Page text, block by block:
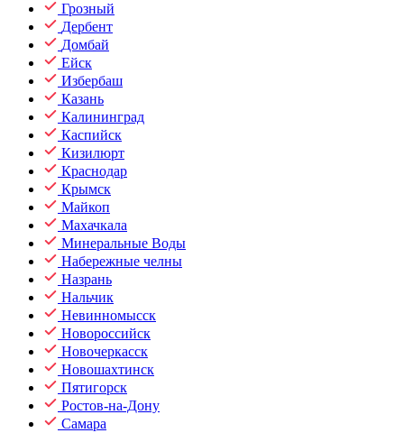
Грозный
Дербент
Домбай
Ейск
Избербаш
Казань
Калининград
Каспийск
Кизилюрт
Краснодар
Крымск
Майкоп
Махачкала
Минеральные Воды
Набережные челны
Назрань
Нальчик
Невинномысск
Новороссийск
Новочеркасск
Новошахтинск
Пятигорск
Ростов-на-Дону
Самара